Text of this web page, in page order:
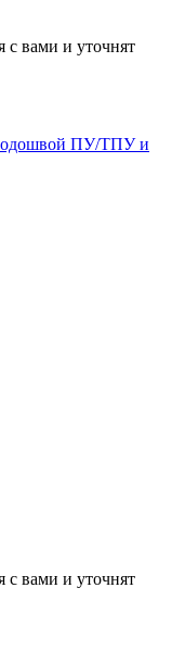
с вами и уточнят
ПУ/ТПУ и
с вами и уточнят